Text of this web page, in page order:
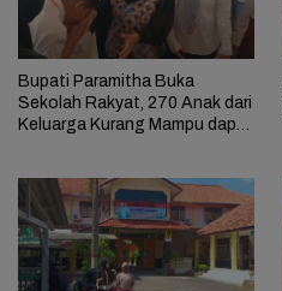
Bupati Paramitha Buka
Sekolah Rakyat, 270 Anak dari
Keluarga Kurang Mampu dapat